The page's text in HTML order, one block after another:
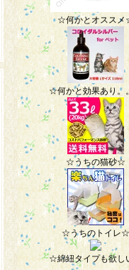
☆何かとオスス
☆何かと効果あり
☆うちの猫砂☆
☆うちのトイレ☆
☆綿紐タイプも欲